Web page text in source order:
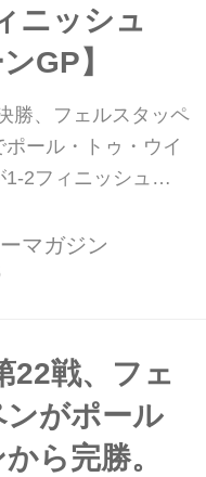
ニッシュ
GP】
勝、フェルスタッペ
ール・トゥ・ウイ
2フィニッシュ
ーレーンGP決勝が
ーナショナル・サ
ルジオ・ペレス、
ーティン・メルセ
・アロンソが入っ
マガジン
22戦、フェ
がポール
ら完勝。